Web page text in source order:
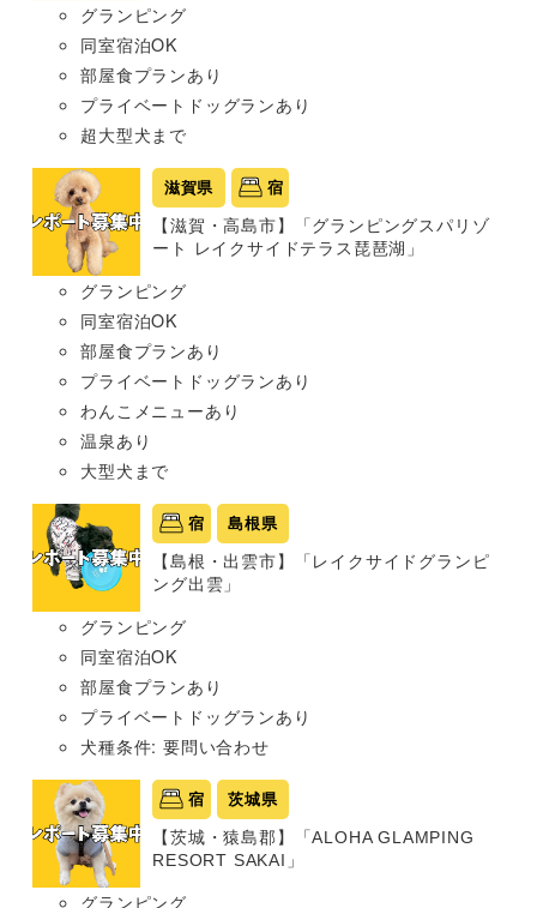
グランピング
同室宿泊OK
部屋食プランあり
プライベートドッグランあり
超大型犬まで
滋賀県 宿
【滋賀・高島市】「グランピングスパリゾ
ート レイクサイドテラス琵琶湖」
グランピング
同室宿泊OK
部屋食プランあり
プライベートドッグランあり
わんこメニューあり
温泉あり
大型犬まで
宿 島根県
【島根・出雲市】「レイクサイドグランピ
ング出雲」
グランピング
同室宿泊OK
部屋食プランあり
プライベートドッグランあり
犬種条件: 要問い合わせ
宿 茨城県
【茨城・猿島郡】「ALOHA GLAMPING
RESORT SAKAI」
グランピング